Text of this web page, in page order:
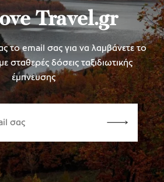
Travel.gr
το email σας για να λαμβάνετε το
σταθερές δόσεις ταξιδιωτικής
έμπνευσης